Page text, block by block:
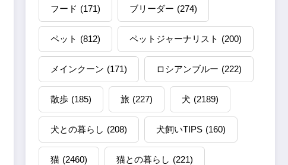
フード (171) ブリーダー (274)
ペット (812) ペットジャーナリスト (200)
メインクーン (171) ロシアンブルー (222)
散歩 (185) 旅 (227) 犬 (2189)
犬との暮らし (208) 犬飼いTIPS (160)
猫 (2460) 猫との暮らし (221)